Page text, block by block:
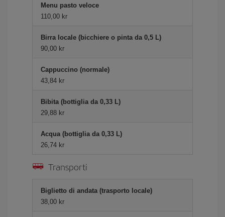
Menu pasto veloce
110,00 kr
Birra locale (bicchiere o pinta da 0,5 L)
90,00 kr
Cappuccino (normale)
43,84 kr
Bibita (bottiglia da 0,33 L)
29,88 kr
Acqua (bottiglia da 0,33 L)
26,74 kr
Transporti
Biglietto di andata (trasporto locale)
38,00 kr